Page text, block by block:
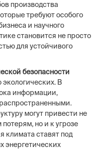
производства
требуют особого
и научного
становится не просто
для устойчивого
безопасности
экологических. В
информации,
могут привести не
но и к угрозе
климата ставят под
энергетических